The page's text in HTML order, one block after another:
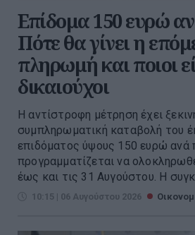
Επίδομα 150 ευρώ
Πότε θα γίνει η
πληρωμή και ποιοι
δικαιούχοι
Η αντίστροφη μέτρηση έχει
συμπληρωματική καταβολή του
επιδόματος ύψους 150 ευρώ ανά
προγραμματίζεται να
έως και τις 31 Αυγούστου. Η
10:15 | 06 Αυγούστου 2026